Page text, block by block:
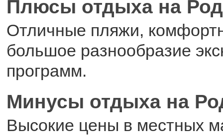
Плюсы отдыха на
Отличные пляжи,
большое разнообразие
программ.
Минусы отдыха на
Высокие цены в местных